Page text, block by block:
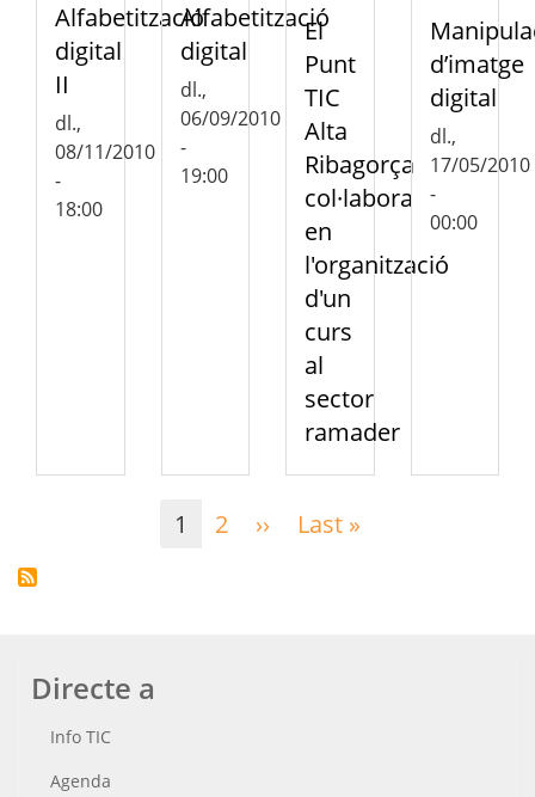
Alfabetització
digital
II
dl.,
08/11/2010
-
18:00
Alfabetització
digital
dl.,
06/09/2010
-
19:00
El
Punt
TIC
Alta
Ribagorça
col·labora
en
l'organització
d'un
curs
al
sector
ramader
d’imatge
digital
dl.,
17/05/2010
-
00:00
1 2 ›› Pàgina
Last »
Directe a
Info TIC
Agenda